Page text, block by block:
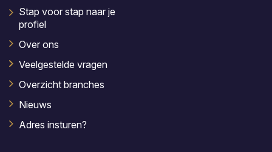
Stap voor stap naar je
profiel
Over ons
Veelgestelde vragen
Overzicht branches
Nieuws
Adres insturen?